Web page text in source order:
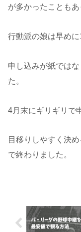
が多かったこともあ
行動派の娘は早めに
申し込みが紙では
た。
4月末にギリギリで
目移りしやすく決
で終わりました。